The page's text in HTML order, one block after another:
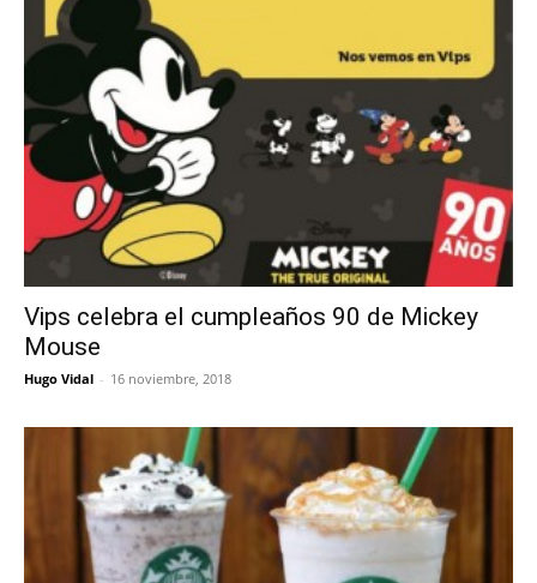
Vips celebra el cumpleaños 90 de Mickey
Mouse
Hugo Vidal - 16 noviembre, 2018